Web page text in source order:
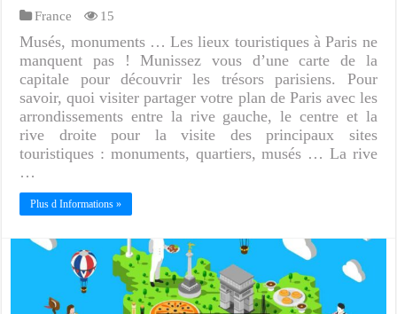
France 15
Musés, monuments … Les lieux touristiques à Paris ne
manquent pas ! Munissez vous d’une carte de la
capitale pour découvrir les trésors parisiens. Pour
savoir, quoi visiter partager votre plan de Paris avec les
arrondissements entre la rive gauche, le centre et la
rive droite pour la visite des principaux sites
touristiques : monuments, quartiers, musés … La rive
…
Plus d Informations »